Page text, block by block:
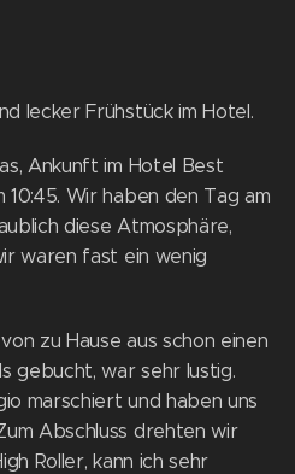
lecker Frühstück im Hotel.
Ankunft im Hotel Best
10:45. Wir haben den Tag am
diese Atmosphäre,
waren fast ein wenig
zu Hause aus schon einen
gebucht, war sehr lustig.
marschiert und haben uns
Abschluss drehten wir
Roller, kann ich sehr